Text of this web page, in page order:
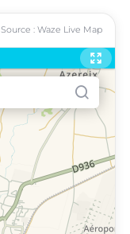
Source : Waze Live Map